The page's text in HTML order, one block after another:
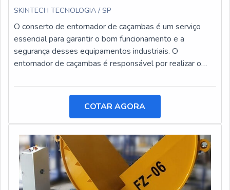
SKINTECH TECNOLOGIA / SP
O conserto de entornador de caçambas é um serviço
essencial para garantir o bom funcionamento e a
segurança desses equipamentos industriais. O
entornador de caçambas é responsável por realizar o
transporte e a descarga de materiais.
COTAR AGORA